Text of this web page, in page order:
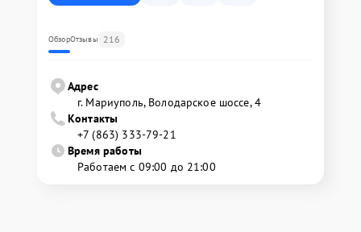
ОбзорОтзывы 216
Адрес
г. Мариуполь, Володарское шоссе, 4
Контакты
+7 (863) 333-79-21
Время работы
Работаем с 09:00 до 21:00